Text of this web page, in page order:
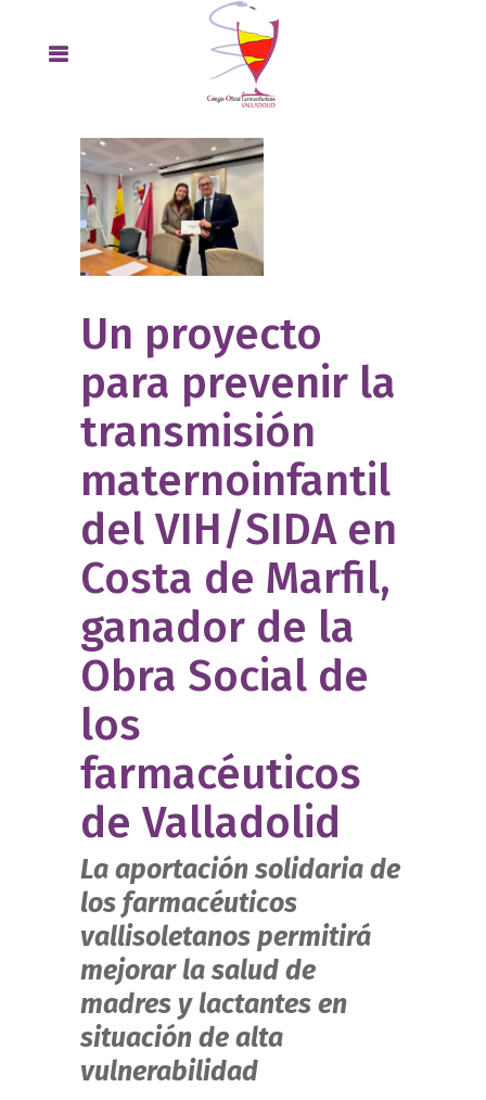
Un proyecto
para prevenir la
transmisión
maternoinfantil
del VIH/SIDA en
Costa de Marfil,
ganador de la
Obra Social de
los
farmacéuticos
de Valladolid
La aportación solidaria de
los farmacéuticos
vallisoletanos permitirá
mejorar la salud de
madres y lactantes en
situación de alta
vulnerabilidad